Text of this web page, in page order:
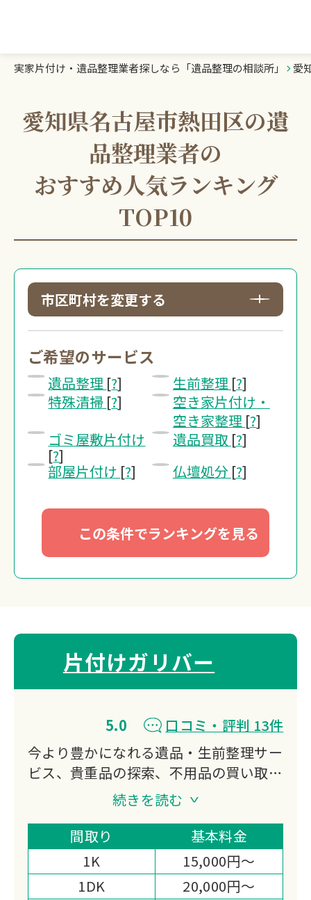
0120-20-
無料・24時間受
Webで無料見積
遺品整理の相談所TOP
業者を探す
ランキング
初めての方へ
豆知識
お急ぎの方はこちら
実家片付け・遺品整理業者探しなら「遺品整理の相談所」 愛
愛知県名古屋市熱田区の遺
品整理業者の
おすすめ人気ランキング
TOP10
市区町村を変更する
ご希望のサービス
遺品整理 [?] 生前整理 [?]
特殊清掃 [?]
空き家片付け・
空き家整理 [?]
ゴミ屋敷片付け
[?]
遺品買取 [?]
部屋片付け [?] 仏壇処分 [?]
この条件でランキングを見る
片付けガリバー
5.0
口コミ・評判 13件
今より豊かになれる遺品・生前整理サー
ビス、貴重品の探索、不用品の買い取
り、特殊清掃、ゴミ屋敷対応などをご提
供する会社になります。
私たち片付けガリバーは「日本一真面目
な遺品整理業者｣である事を宣言しま
す。
続きを読む
間取り
基本料金
1K
15,000円～
1DK
20,000円～